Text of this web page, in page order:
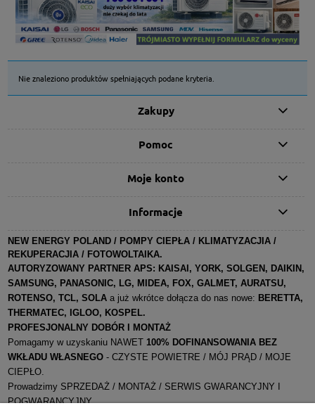
Nie znaleziono produktów spełniających podane kryteria.
Zakupy
Pomoc
Moje konto
Informacje
NEW ENERGY POLAND / POMPY CIEPŁA / KLIMATYZACJIA /
REKUPERACJIA / FOTOWOLTAIKA.
AUTORYZOWANY PARTNER APS: KAISAI, YORK, SOLGEN, DAIKIN,
SAMSUNG, PANASONIC, LG, MIDEA, FOX, GALMET, AURATSU,
ROTENSO, TCL, SOLA a już wkrótce dołącza do nas nowe: BERETTA,
THERMATEC, IGLOO, KOSPEL.
PROFESJONALNY DOBÓR I MONTAŻ
Pomagamy w uzyskaniu NAWET 100% DOFINANSOWANIA BEZ
WKŁADU WŁASNEGO - CZYSTE POWIETRE / MÓJ PRĄD / MOJE
CIEPŁO.
Prowadzimy SPRZEDAŻ / MONTAŻ / SERWIS GWARANCYJNY I
POGWARANCYJNY